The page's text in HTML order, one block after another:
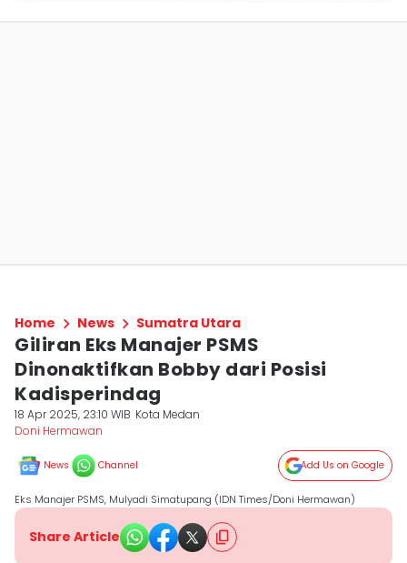
Home News Sumatra Utara
Giliran Eks Manajer PSMS
Dinonaktifkan Bobby dari Posisi
Kadisperindag
18 Apr 2025, 23:10 WIB Kota Medan
Doni Hermawan
News Channel Add Us on Google
Eks Manajer PSMS, Mulyadi Simatupang (IDN Times/Doni Hermawan)
Share Article